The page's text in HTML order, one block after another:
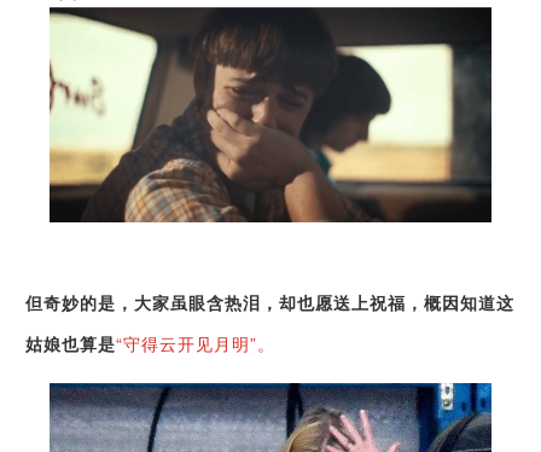
但奇妙的是，大家虽眼含热泪，却也愿送上祝福，概因知道这
姑娘也算是“守得云开见月明”。